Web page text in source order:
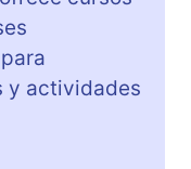
y actividades